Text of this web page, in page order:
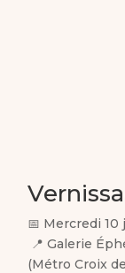
📅 Mercredi 10
📍 Galerie
(Métro Croix